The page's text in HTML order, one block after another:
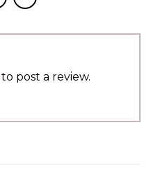
to post a review.